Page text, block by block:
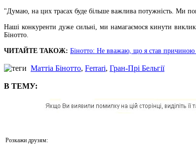
"Думаю, на цих трасах буде більше важлива потужність. Ми
Наші конкуренти дуже сильні, ми намагаємося кинути виклик
Бінотто.
ЧИТАЙТЕ ТАКОЖ: Бінотто: Не вважаю, що я став
Маттіа Бінотто, Ferrari, Гран-Прі Бельгії
В ТЕМУ:
Розкажи друзям: